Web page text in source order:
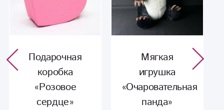
Подарочная
коробка
«Розовое
сердце»
Мягкая
игрушка
«Очаровательная
панда»